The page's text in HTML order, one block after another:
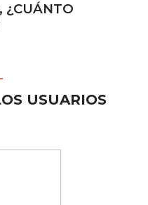
¿CUÁNTO
USUARIOS